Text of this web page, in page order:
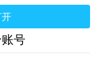
号